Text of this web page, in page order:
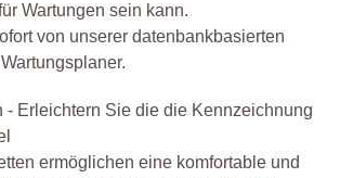
Wartungen sein kann.
von unserer datenbankbasierten
- Erleichtern Sie die die Kennzeichnung
ermöglichen eine komfortable und